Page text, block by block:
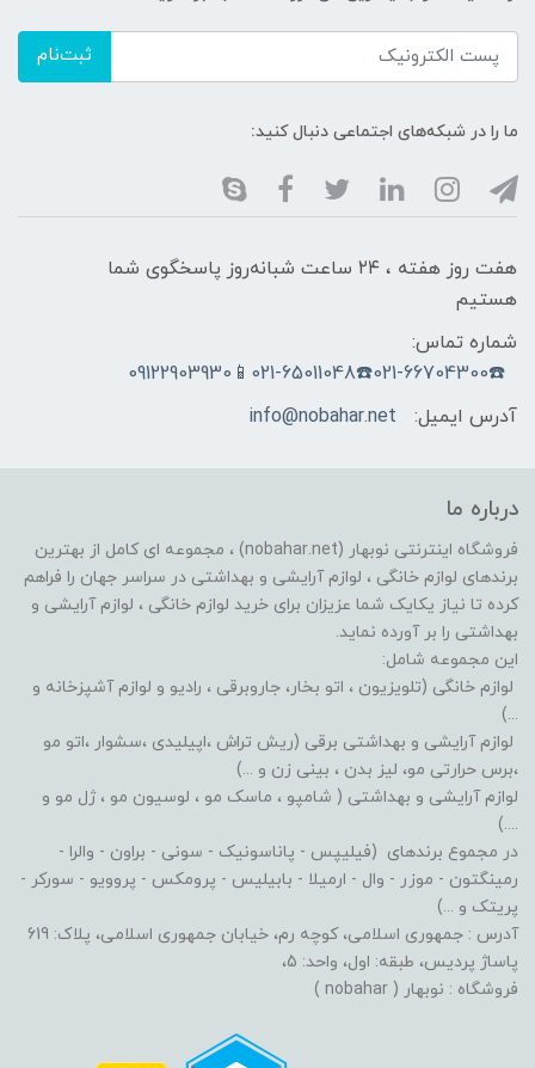
ثبت‌نام
ما را در شبکه‌های اجتماعی دنبال کنید:
هفت روز هفته ، ۲۴ ساعت شبانه‌روز پاسخگوی شما
هستیم
شماره تماس:
☎️021-66704300☎️021-65011048📱09122903930
آدرس ایمیل:
info@nobahar.net
درباره ما
فروشگاه اینترنتی نوبهار (nobahar.net) ، مجموعه ای کامل از بهترین
برندهای لوازم خانگی ، لوازم آرایشی و بهداشتی در سراسر جهان را فراهم
کرده تا نیاز یکایک شما عزیزان برای خرید لوازم خانگی ، لوازم آرایشی و
بهداشتی را بر آورده نماید.
این مجموعه شامل:
لوازم خانگی (تلویزیون ، اتو بخار، جاروبرقی ، رادیو و لوازم آشپزخانه و
...)
لوازم آرایشی و بهداشتی برقی (ریش تراش ،اپیلیدی ،سشوار ،اتو مو
،برس حرارتی مو، لیز بدن ، بینی زن و ...)
لوازم آرایشی و بهداشتی ( شامپو ، ماسک مو ، لوسیون مو ، ژل مو و
....)
در مجموع برندهای (فیلیپس - پاناسونیک - سونی - براون - والرا -
رمینگتون - موزر - وال - ارمیلا - بابیلیس - پرومکس - پروویو - سورکر -
پریتک و ...)
آدرس : جمهوری اسلامی، کوچه رم، خیابان جمهوری اسلامی، پلاک: 619
پاساژ پردیس، طبقه: اول، واحد: 5،
فروشگاه : نوبهار ( nobahar )